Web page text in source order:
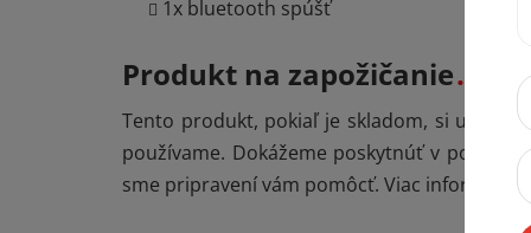
1x bluetooth spúšť
Produkt na zapožičanie
Tento produkt, pokiaľ je skladom, si u nás
používame. Dokážeme poskytnúť v
sme pripravení vám pomôcť. Viac informácií